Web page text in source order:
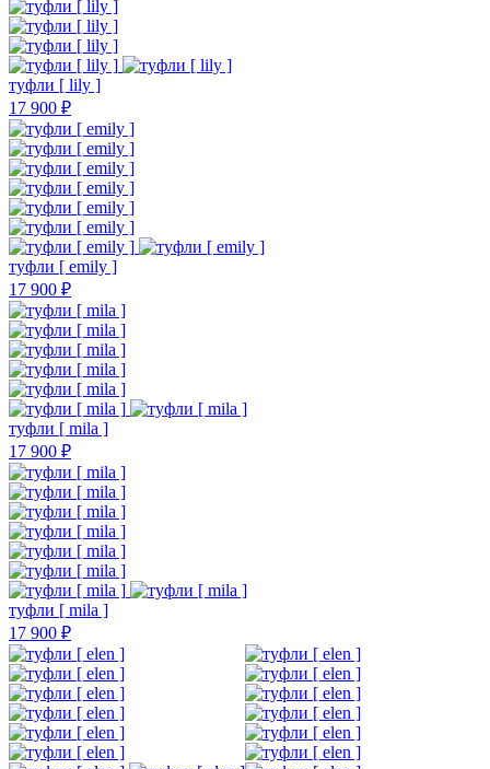
туфли [ lily ]
17 900 ₽
туфли [ emily ]
17 900 ₽
туфли [ mila ]
17 900 ₽
туфли [ mila ]
17 900 ₽